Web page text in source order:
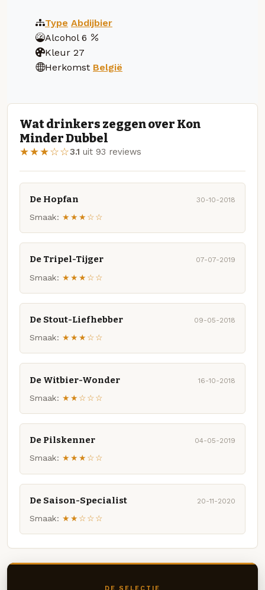
Type Abdijbier
Alcohol 6
Kleur 27
Herkomst België
Wat drinkers zeggen over Kon
Minder Dubbel
★★★☆☆3.1 uit 93 reviews
De Hopfan 30-10-2018
Smaak: ★★★☆☆
De Tripel-Tijger 07-07-2019
Smaak: ★★★☆☆
De Stout-Liefhebber 09-05-2018
Smaak: ★★★☆☆
De Witbier-Wonder 16-10-2018
Smaak: ★★☆☆☆
De Pilskenner 04-05-2019
Smaak: ★★★☆☆
De Saison-Specialist 20-11-2020
Smaak: ★★☆☆☆